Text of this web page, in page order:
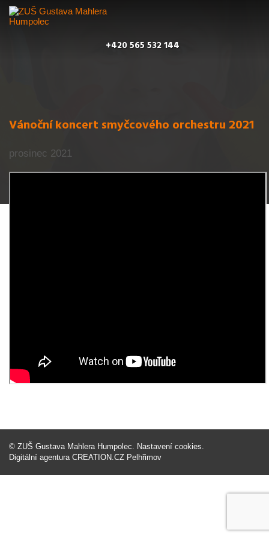
+420 565 532 144
Vánoční koncert smyčcového orchestru 2021
prosinec 2021
© ZUŠ Gustava Mahlera Humpolec Nastavení cookies
Digitální agentura CREATION.CZ Pelhřimov